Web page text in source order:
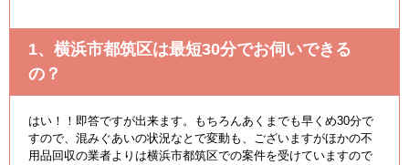
1、横浜市都筑区は最短30分でお伺いできる
の？
はい！！即答ですが出来ます。もちろんあくまでも早くめ30分で
すので、混みぐあいの状況なとで変動も、ございますがほかの不
用品回収の業者よりは横浜市都筑区での案件を受けていますので